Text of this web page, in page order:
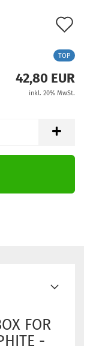
TOP
42,80 EUR
inkl. 20% MwSt.
FOR
-